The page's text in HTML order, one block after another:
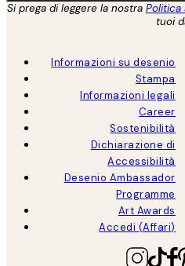
Si prega di leggere la nostra Politica
tuoi
Informazioni su desenio
Stampa
Informazioni legali
Career
Sostenibilità
Dichiarazione di
Accessibilità
Desenio Ambassador
Programme
Art Awards
Accedi (Affari)